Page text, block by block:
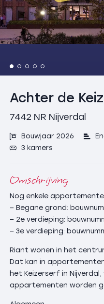
Achter de
7442 NR Nijverdal
Bouwjaar 2026
3 kamers
Omschrijving
Nog enkele
– Begane grond:
– 2e verdieping:
– 3e verdieping:
Riant wonen in het
Dat kan in
het Keizerserf in
appartementen worden